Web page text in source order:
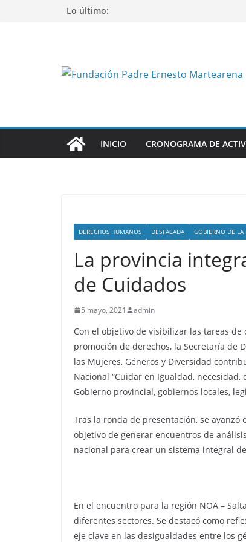
Lo último:
INICIO CRONOGRAMA DE
DERECHOS HUMANOS DESTACADA GOBIERNO DE LA
La provincia
de Cuidados
5 mayo, 2021 admin
Con el objetivo de visibilizar las tareas
promoción de derechos, la Secretaría de
las Mujeres, Géneros y Diversidad
Nacional “Cuidar en Igualdad,
Gobierno provincial, gobiernos locales,
Tras la ronda de presentación, se
objetivo de generar encuentros de
nacional para crear un sistema integral
En el encuentro para la región NOA –
diferentes sectores. Se destacó como
eje clave en las desigualdades entre los